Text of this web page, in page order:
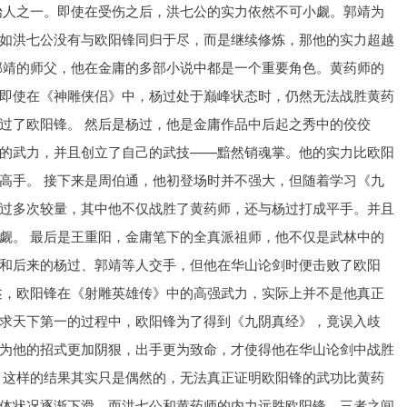
之一。即使在受伤之后，洪七公的实力依然不可小觑。郭靖为
洪七公没有与欧阳锋同归于尽，而是继续修炼，那他的实力超越
的师父，他在金庸的多部小说中都是一个重要角色。黄药师的
使在《神雕侠侣》中，杨过处于巅峰状态时，仍然无法战胜黄药
了欧阳锋。 然后是杨过，他是金庸作品中后起之秀中的佼佼
武力，并且创立了自己的武技——黯然销魂掌。他的实力比欧阳
手。 接下来是周伯通，他初登场时并不强大，但随着学习《九
多次较量，其中他不仅战胜了黄药师，还与杨过打成平手。并且
。 最后是王重阳，金庸笔下的全真派祖师，他不仅是武林中的
后来的杨过、郭靖等人交手，但他在华山论剑时便击败了欧阳
欧阳锋在《射雕英雄传》中的高强武力，实际上并不是他真正
天下第一的过程中，欧阳锋为了得到《九阴真经》，竟误入歧
他的招式更加阴狠，出手更为致命，才使得他在华山论剑中战胜
样的结果其实只是偶然的，无法真正证明欧阳锋的武功比黄药